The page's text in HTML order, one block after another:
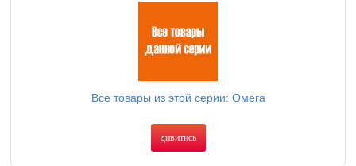
Все товары из этой серии: Омега
дивитись